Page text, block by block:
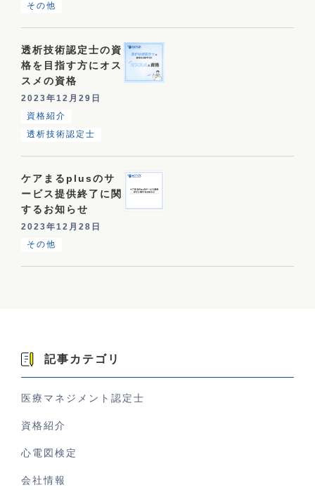
その他
透析技術認定士の資
格を目指す方にオス
スメの資格
2023年12月29日
資格紹介
透析技術認定士
ケアまるplusのサ
ービス提供終了に関
するお知らせ
2023年12月28日
その他
記事カテゴリ
医療マネジメント認定士
資格紹介
心電図検定
会社情報